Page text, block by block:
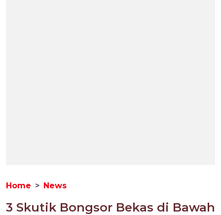
Home News
3 Skutik Bongsor Bekas di Bawah